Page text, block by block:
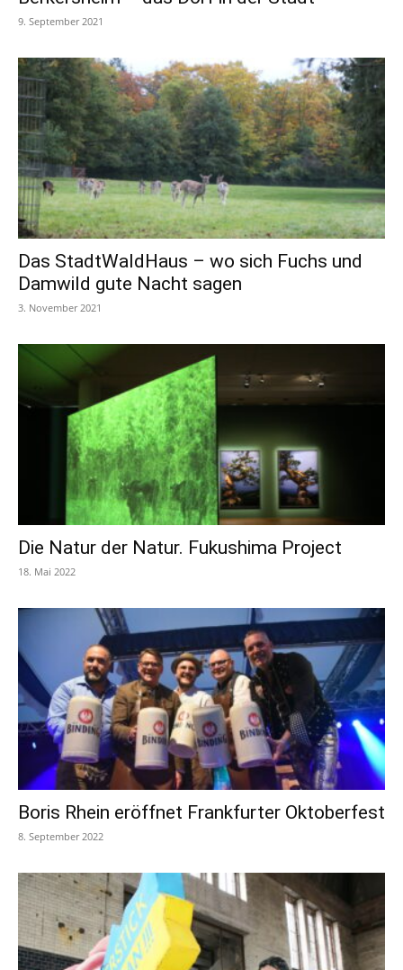
9. September 2021
Das StadtWaldHaus – wo sich Fuchs und
Damwild gute Nacht sagen
3. November 2021
Die Natur der Natur. Fukushima Project
18. Mai 2022
Boris Rhein eröffnet Frankfurter Oktoberfest
8. September 2022